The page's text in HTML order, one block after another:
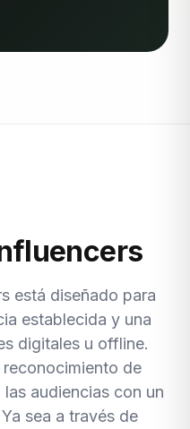
está diseñado para
establecida y una
digitales u offline.
de
audiencias con un
sea a través de